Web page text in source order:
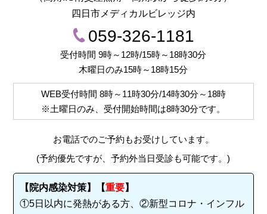
四日市メディカルビレッジ内
059-326-1181
受付時間 9時～12時/15時～18時30分
木曜日のみ15時～18時15分
WEB受付時間 8時～11時30分/14時30分～18時
※土曜日のみ、受付開始時間は8時30分です。
お電話でのご予約もお受けしています。
(予約優先ですが、予約外当日受診も可能です。)
【院内感染対策】【重要】
①5日以内に発熱がある方、②新型コロナ・インフル